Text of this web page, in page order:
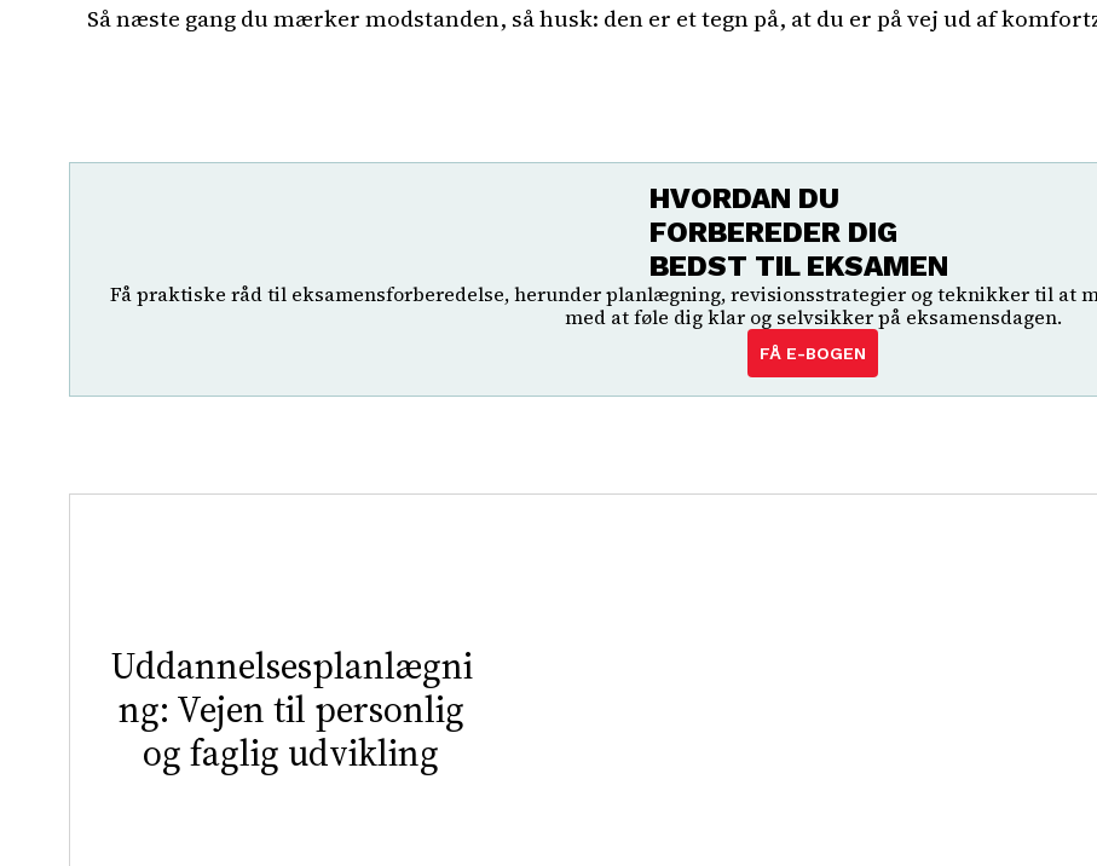
Så næste gang du mærker modstanden, så husk: den er et tegn på, at du er på vej ud af
HVORDAN DU
FORBEREDER DIG
BEDST TIL EKSAMEN
Få praktiske råd til eksamensforberedelse, herunder planlægning, revisionsstrategier og teknikker til at
med at føle dig klar og selvsikker på eksamensdagen.
FÅ E-BOGEN
Uddannelsesplanlægni
ng: Vejen til personlig
og faglig udvikling